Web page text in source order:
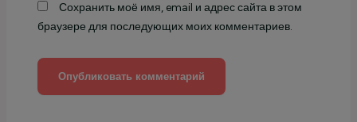
Сохранить моё имя, email и адрес сайта в этом
браузере для последующих моих комментариев.